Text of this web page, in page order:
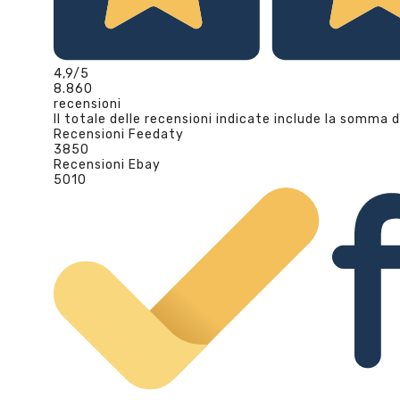
4,9/5
8.860
recensioni
Il totale delle recensioni indicate include la somma
Recensioni Feedaty
3850
Recensioni Ebay
5010